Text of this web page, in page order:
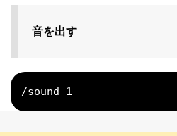
音を出す
/sound 1